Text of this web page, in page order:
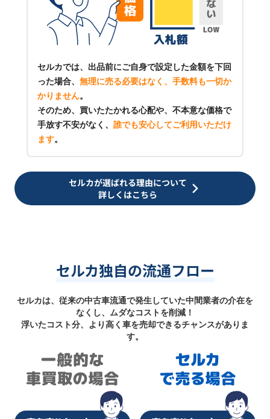
セルカでは、出品前にご自身で設定した金額を下回
った場合、 無理に売る必要はなく、手数料も一切か
かりません。
そのため、買いたたかれる心配や、不本意な価格で
手放す不安がなく、 誰でも安心してご利用いただけ
ます。
セルカが選ばれる理由について
詳しくはこちら
セルカ独自の流通フロー
セルカは、従来の中古車流通で発生していた中間業者の介在を
なくし、ムダなコストを削減！
浮いたコスト分、より高く車を売却できるチャンスがありま
す。